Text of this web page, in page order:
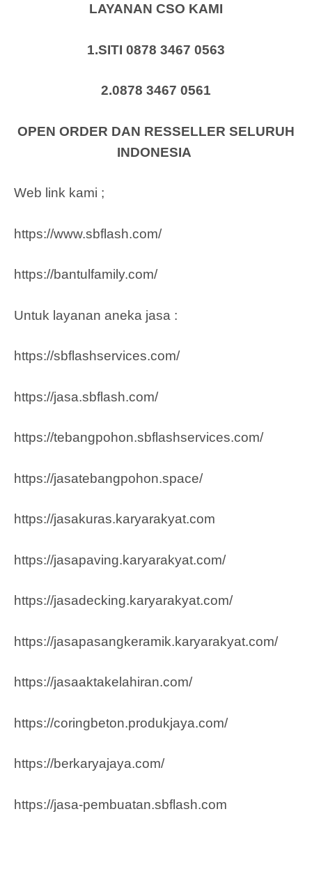
LAYANAN CSO KAMI
1.SITI 0878 3467 0563
2.0878 3467 0561
OPEN ORDER DAN RESSELLER SELURUH
INDONESIA
Web link kami ;
https://www.sbflash.com/
https://bantulfamily.com/
Untuk layanan aneka jasa :
https://sbflashservices.com/
https://jasa.sbflash.com/
https://tebangpohon.sbflashservices.com/
https://jasatebangpohon.space/
https://jasakuras.karyarakyat.com
https://jasapaving.karyarakyat.com/
https://jasadecking.karyarakyat.com/
https://jasapasangkeramik.karyarakyat.com/
https://jasaaktakelahiran.com/
https://coringbeton.produkjaya.com/
https://berkaryajaya.com/
https://jasa-pembuatan.sbflash.com